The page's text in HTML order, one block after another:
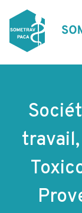
au
contenu
principal